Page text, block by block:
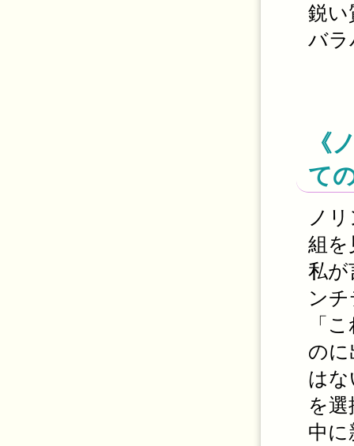
鋭い
バラ
《
て
ノ
組を
私が
ン
「
の
は
を
中に